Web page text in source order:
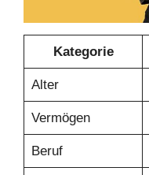
Kategorie
Alter
Vermögen
Beruf